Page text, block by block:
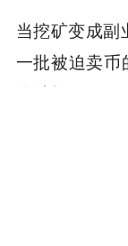
当挖矿变成副
一批被迫卖
给结构。